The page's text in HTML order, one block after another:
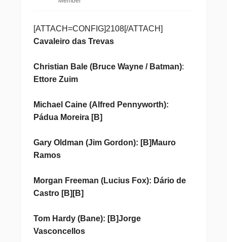
[ATTACH=CONFIG]2108[/ATTACH]
Cavaleiro das Trevas
Christian Bale (Bruce Wayne / Batman):
Ettore Zuim
Michael Caine (Alfred Pennyworth):
Pádua Moreira [B]
Gary Oldman (Jim Gordon): [B]Mauro
Ramos
Morgan Freeman (Lucius Fox): Dário de
Castro [B][B]
Tom Hardy (Bane): [B]Jorge
Vasconcellos